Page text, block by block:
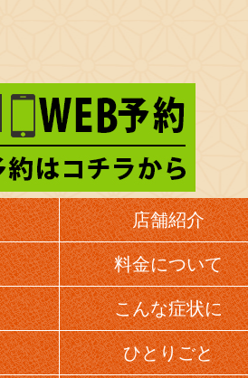
店舗紹介
料金について
こんな症状に
ひとりごと